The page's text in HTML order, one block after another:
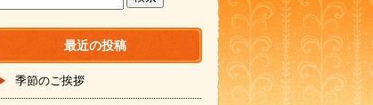
最近の投稿
季節のご挨拶